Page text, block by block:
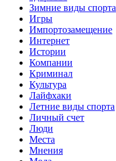
Зимние виды спорта
Игры
Импортозамещение
Интернет
Истории
Компании
Криминал
Культура
Лайфхаки
Летние виды спорта
Личный счет
Люди
Места
Мнения